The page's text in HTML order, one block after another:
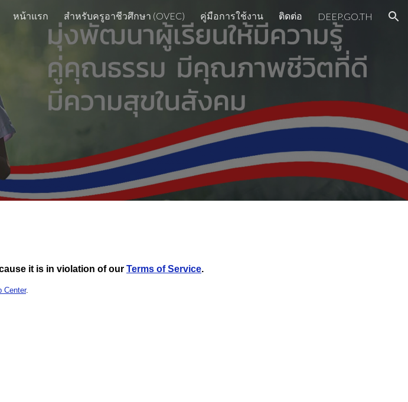
Skip to navigation
หน้าแรก สำหรับครูอาชีวศึกษา (OVEC) คู่มือการใช้งาน ติดต่อ DEEP.GO.TH